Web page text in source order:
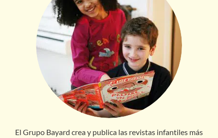
El Grupo Bayard crea y publica las revistas infantiles más